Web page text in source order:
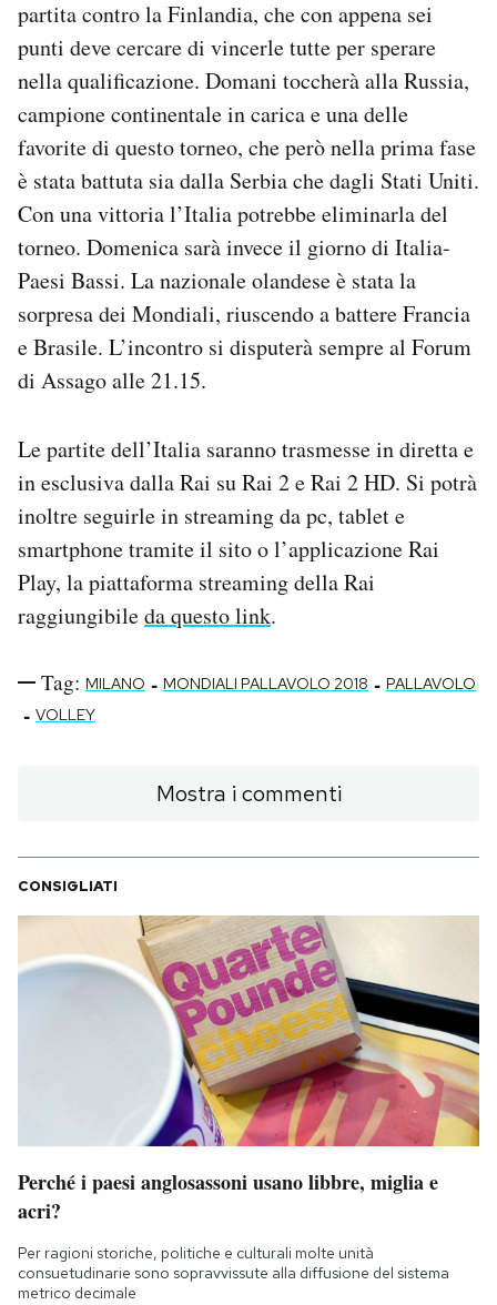
partita contro la Finlandia, che con appena sei
punti deve cercare di vincerle tutte per sperare
nella qualificazione. Domani toccherà alla Russia,
campione continentale in carica e una delle
favorite di questo torneo, che però nella prima fase
è stata battuta sia dalla Serbia che dagli Stati Uniti.
Con una vittoria l’Italia potrebbe eliminarla del
torneo. Domenica sarà invece il giorno di Italia-
Paesi Bassi. La nazionale olandese è stata la
sorpresa dei Mondiali, riuscendo a battere Francia
e Brasile. L’incontro si disputerà sempre al Forum
di Assago alle 21.15.
Le partite dell’Italia saranno trasmesse in diretta e
in esclusiva dalla Rai su Rai 2 e Rai 2 HD. Si potrà
inoltre seguirle in streaming da pc, tablet e
smartphone tramite il sito o l’applicazione Rai
Play, la piattaforma streaming della Rai
raggiungibileda questo link.
Tag: MILANO - MONDIALI PALLAVOLO 2018 - PALLAVOLO
- VOLLEY
Mostra i commenti
CONSIGLIATI
Perché i paesi anglosassoni usano libbre, miglia e
acri?
Per ragioni storiche, politiche e culturali molte unità
consuetudinarie sono sopravvissute alla diffusione del sistema
metrico decimale